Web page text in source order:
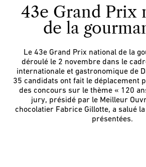
43e Grand Prix
de la
Le 43e Grand Prix national de la
déroulé le 2 novembre dans le
internationale et gastronomique de
35 candidats ont fait le déplacement
des concours sur le thème « 120
jury, présidé par le Meilleur
chocolatier Fabrice Gillotte, a salué
présentées.